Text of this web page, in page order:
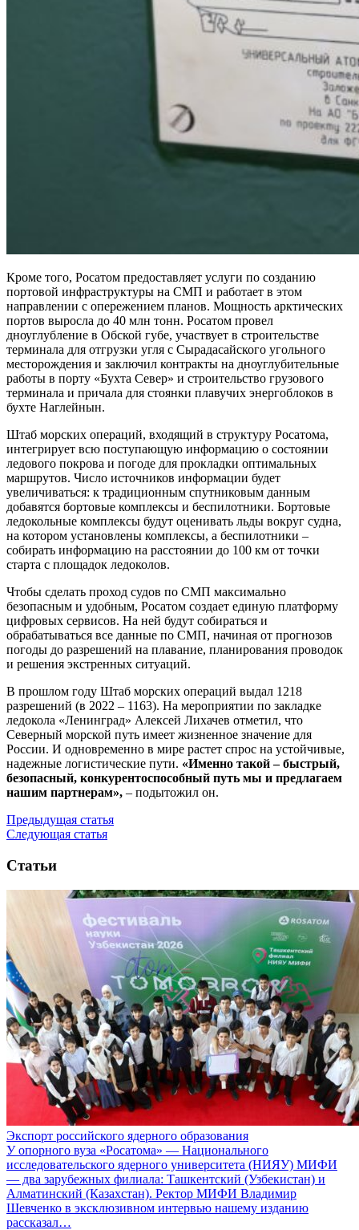
Кроме того, Росатом предоставляет услуги по созданию
портовой инфраструктуры на СМП и работает в этом
направлении с опережением планов. Мощность арктических
портов выросла до 40 млн тонн. Росатом провел
дноуглубление в Обской губе, участвует в строительстве
терминала для отгрузки угля с Сырадасайского угольного
месторождения и заключил контракты на дноуглубительные
работы в порту «Бухта Север» и строительство грузового
терминала и причала для стоянки плавучих энергоблоков в
бухте Наглейнын.
Штаб морских операций, входящий в структуру Росатома,
интегрирует всю поступающую информацию о состоянии
ледового покрова и погоде для прокладки оптимальных
маршрутов. Число источников информации будет
увеличиваться: к традиционным спутниковым данным
добавятся бортовые комплексы и беспилотники. Бортовые
ледокольные комплексы будут оценивать льды вокруг судна,
на котором установлены комплексы, а беспилотники –
собирать информацию на расстоянии до 100 км от точки
старта с площадок ледоколов.
Чтобы сделать проход судов по СМП максимально
безопасным и удобным, Росатом создает единую платформу
цифровых сервисов. На ней будут собираться и
обрабатываться все данные по СМП, начиная от прогнозов
погоды до разрешений на плавание, планирования проводок
и решения экстренных ситуаций.
В прошлом году Штаб морских операций выдал 1218
разрешений (в 2022 – 1163). На мероприятии по закладке
ледокола «Ленинград» Алексей Лихачев отметил, что
Северный морской путь имеет жизненное значение для
России. И одновременно в мире растет спрос на устойчивые,
надежные логистические пути. «Именно такой – быстрый,
безопасный, конкурентоспособный путь мы и предлагаем
нашим партнерам», – подытожил он.
Предыдущая статья
Следующая статья
Статьи
Экспорт российского ядерного образования
У опорного вуза «Росатома» — Национального
исследовательского ядерного университета (НИЯУ) МИФИ
— два зарубежных филиала: Ташкентский (Узбекистан) и
Алматинский (Казахстан). Ректор МИФИ Владимир
Шевченко в эксклюзивном интервью нашему изданию
рассказал…